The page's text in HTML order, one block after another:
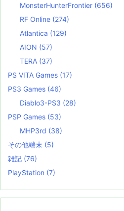
MonsterHunterFrontier (656)
RF Online (274)
Atlantica (129)
AION (57)
TERA (37)
PS VITA Games (17)
PS3 Games (46)
Diablo3-PS3 (28)
PSP Games (53)
MHP3rd (38)
その他端末 (5)
雑記 (76)
PlayStation (7)